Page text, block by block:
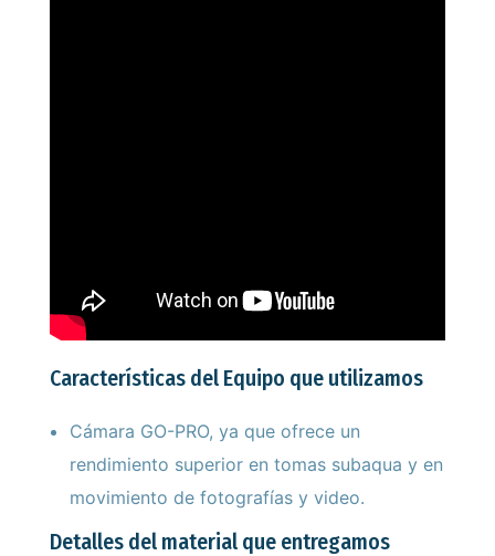
Características del Equipo que utilizamos
Cámara GO-PRO, ya que ofrece un
rendimiento superior en tomas subaqua y en
movimiento de fotografías y video.
Detalles del material que entregamos